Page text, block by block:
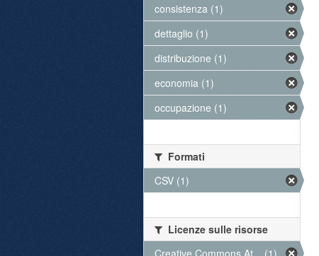
consistenza (1)
dettaglio (1)
distribuzione (1)
economia (1)
occupazione (1)
Formati
CSV (1)
Licenze sulle risorse
Creative Commons At... (1)